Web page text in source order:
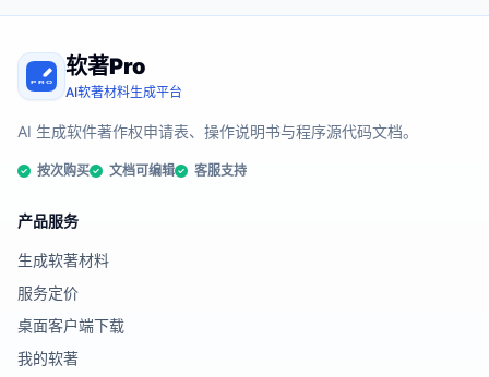
软著Pro
AI软著材料生成平台
AI 生成软件著作权申请表、操作说明书与程序源代码文档。
按次购买 文档可编辑 客服支持
产品服务
生成软著材料
服务定价
桌面客户端下载
我的软著